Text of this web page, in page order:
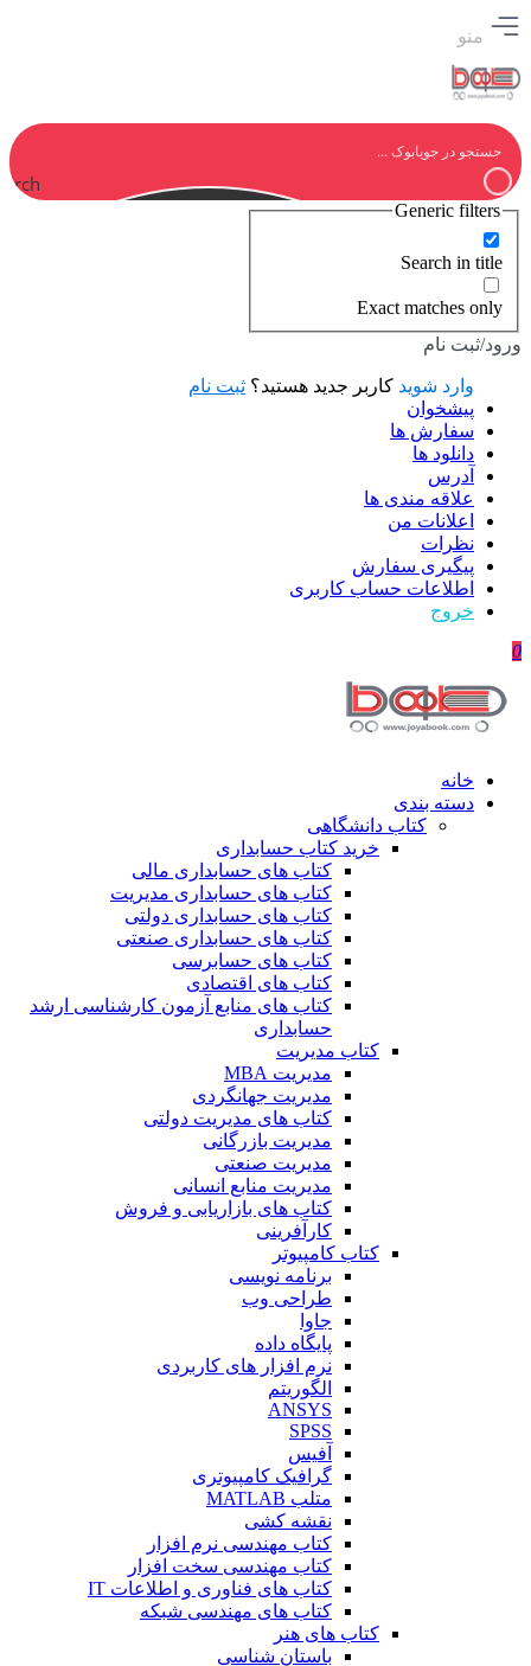
منو
Generic filters
Search in title
Exact matches only
ورود/ثبت نام
وارد شوید کاربر جدید هستید؟ ثبت نام
پیشخوان
سفارش ها
دانلود ها
آدرس
علاقه مندی ها
اعلانات من
نظرات
پیگیری سفارش
اطلاعات حساب كاربری
خروج
0
خانه
دسته بندی
کتاب دانشگاهی
خرید کتاب حسابداری
کتاب های حسابداری مالی
کتاب های حسابداری مدیریت
کتاب های حسابداری دولتی
کتاب های حسابداری صنعتی
کتاب های حسابرسی
کتاب های اقتصادی
کتاب های منابع آزمون کارشناسی ارشد
حسابداری
کتاب مدیریت
مدیریت MBA
مدیریت جهانگردی
کتاب های مدیریت دولتی
مدیریت بازرگانی
مدیریت صنعتی
مدیریت منابع انسانی
کتاب های بازاریابی و فروش
کارآفرینی
کتاب کامپیوتر
برنامه نویسی
طراحی وب
جاوا
پایگاه داده
نرم افزار های کاربردی
الگوریتم
ANSYS
SPSS
آفیس
گرافیک کامپیوتری
متلب MATLAB
نقشه کشی
کتاب مهندسی نرم افزار
کتاب مهندسی سخت افزار
کتاب های فناوری و اطلاعات IT
کتاب های مهندسی شبکه
کتاب های هنر
باستان شناسی